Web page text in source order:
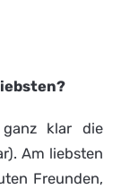
ganz klar die
Am liebsten
Freunden,